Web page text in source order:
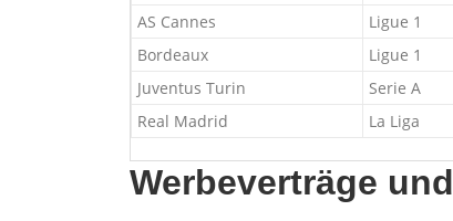
AS Cannes
Ligue 1
Bordeaux
Ligue 1
Juventus Turin
Serie A
Real Madrid
La Liga
Werbeverträge